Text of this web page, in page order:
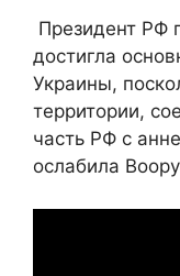
Президент РФ
достигла
Украины,
территории,
часть РФ с
ослабила